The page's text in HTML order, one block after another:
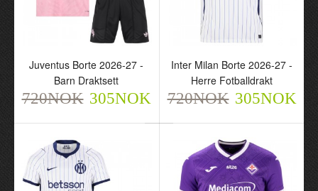
Barn Draktsett
720NOK
- Herre Fotballdrakt
720NOK 305NOK
Juventus Borte 2026-27 -
Barn Draktsett
720NOK 305NOK
Inter Milan Borte 2026-27 -
Herre Fotballdrakt
720NOK 305NOK